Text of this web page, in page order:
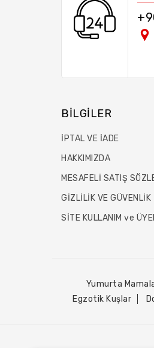
BILGILER
İPTAL VE İADE
HAKKIMIZDA
MESAFELİ SATIŞ
GİZLİLİK VE GÜVENLİK
SİTE KULLANIM ve
Yumurta
Egzotik Kuşlar